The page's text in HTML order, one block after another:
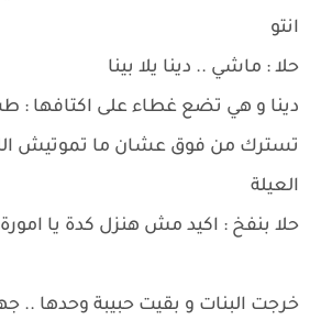
انتو
حلا : ماشي .. دينا يلا بينا
دينا و هي تضع غطاء على اكتافها :
تسترك من فوق عشان ما تموتيش
العيلة
حلا بنفخ : اكيد مش هنزل كدة يا
خرجت البنات و بقيت حبيبة وحدها ..